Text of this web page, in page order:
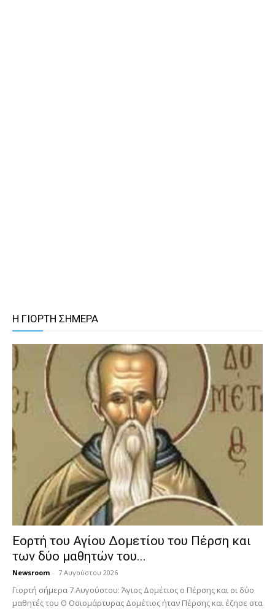
Η ΓΙΟΡΤΗ ΣΗΜΕΡΑ
Εορτή του Αγίου Δομετίου του Πέρση και
των δύο μαθητών του...
Newsroom - 7 Αυγούστου 2026
Γιορτή σήμερα 7 Αυγούστου: Άγιος Δομέτιος ο Πέρσης και οι δύο
μαθητές του Ο Oσιομάρτυρας Δομέτιος ήταν Πέρσης και έζησε στα